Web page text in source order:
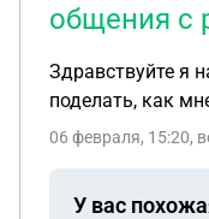
общения с
Здравствуйте я
поделать, как
06 февраля, 15:20,
У вас